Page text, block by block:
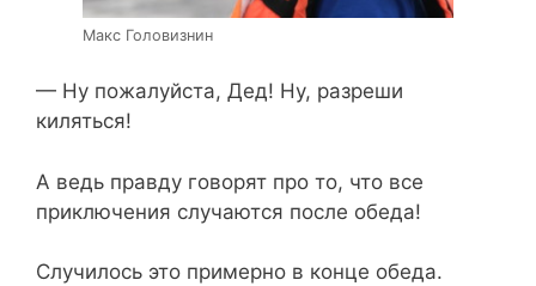
Макс Головизнин
— Ну пожалуйста, Дед! Ну, разреши
киляться!
А ведь правду говорят про то, что все
приключения случаются после обеда!
Случилось это примерно в конце обеда.